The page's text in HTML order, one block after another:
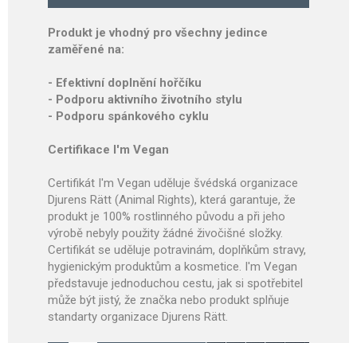
Produkt je vhodný pro všechny jedince
zaměřené na:
- Efektivní doplnění hořčíku
- Podporu aktivního životního stylu
- Podporu spánkového cyklu
Certifikace I'm Vegan
Certifikát I'm Vegan uděluje švédská organizace
Djurens Rätt (Animal Rights), která garantuje, že
produkt je 100% rostlinného původu a při jeho
výrobě nebyly použity žádné živočišné složky.
Certifikát se uděluje potravinám, doplňkům stravy,
hygienickým produktům a kosmetice. I'm Vegan
představuje jednoduchou cestu, jak si spotřebitel
může být jistý, že značka nebo produkt splňuje
standarty organizace Djurens Rätt.